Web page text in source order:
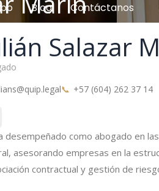
Blog Contáctanos
Salazar
+57 (604) 262 37 14
desempeñado como abogado en
asesorando empresas en la
contractual y gestión de